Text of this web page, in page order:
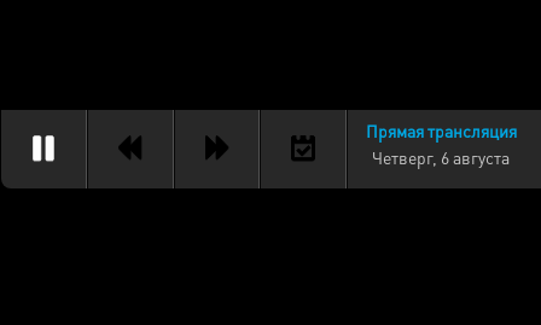
Прямая трансляция
Четверг, 6 августа